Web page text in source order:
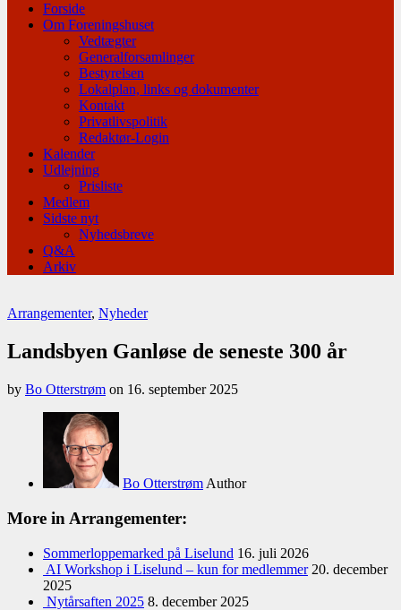
Forside
Om Foreningshuset
Vedtægter
Generalforsamlinger
Bestyrelsen
Lokalplan, links og dokumenter
Kontakt
Privatlivspolitik
Redaktør-Login
Kalender
Udlejning
Prisliste
Medlem
Sidste nyt
Nyhedsbreve
Q&A
Arkiv
Arrangementer, Nyheder
Landsbyen Ganløse de seneste 300 år
by Bo Otterstrøm on 16. september 2025
Bo Otterstrøm Author
More in Arrangementer:
Sommerloppemarked på Liselund 16. juli 2026
AI Workshop i Liselund – kun for medlemmer 20. december
2025
Nytårsaften 2025 8. december 2025